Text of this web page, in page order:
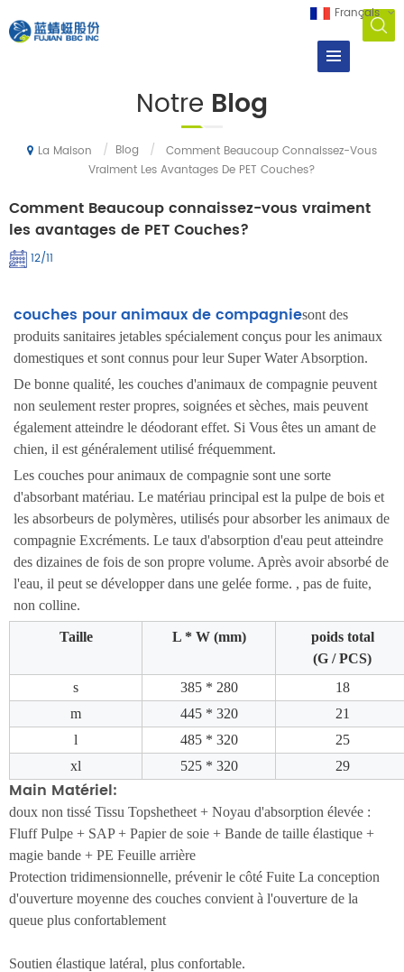
Français
Notre Blog
La Maison / Blog /
Comment Beaucoup Connaissez-Vous
Vraiment Les Avantages De PET Couches?
Comment Beaucoup connaissez-vous vraiment
les avantages de PET Couches?
12/11
couches pour animaux de compagniesont des
produits sanitaires jetables spécialement conçus pour les animaux
domestiques et sont connus pour leur Super Water Absorption.
De bonne qualité, les couches d'animaux de compagnie peuvent
non seulement rester propres, soignées et sèches, mais peuvent
également atteindre le déodorant effet. Si Vous êtes un amant de
chien, il est généralement utilisé fréquemment.
Les couches pour animaux de compagnie sont une sorte
d'absorbant matériau. Le matériau principal est la pulpe de bois et
les absorbeurs de polymères, utilisés pour absorber les animaux de
compagnie Excréments. Le taux d'absorption d'eau peut atteindre
des dizaines de fois de son propre volume. Après avoir absorbé de
l'eau, il peut se développer dans une gelée forme. , pas de fuite,
non colline.
Taille L * W (mm)
poids total
(G / PCS)
s
385 * 280
18
m
445 * 320
21
l
485 * 320
25
xl
525 * 320 29
Main Matériel:
doux non tissé Tissu Topshetheet + Noyau d'absorption élevée :
Fluff Pulpe + SAP + Papier de soie + Bande de taille élastique +
magie bande + PE Feuille arrière
Protection tridimensionnelle, prévenir le côté Fuite La conception
d'ouverture moyenne des couches convient à l'ouverture de la
queue plus confortablement
Soutien élastique latéral, plus confortable.